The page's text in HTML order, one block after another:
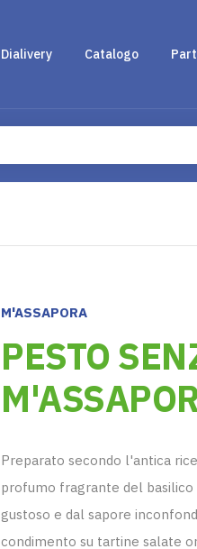
Dialivery Catalogo
M'ASSAPORA
PESTO
Preparato secondo l'antica
profumo fragrante del
gustoso e dal sapore
condimento su tartine salate